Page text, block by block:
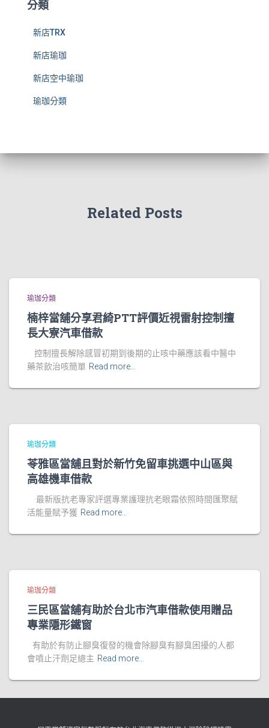
分類
新店TRX
新店瑜珈
新店空中瑜珈
瑜珈分類
Related Posts
瑜珈分類
楠梓當舖分享君綺PTT評價近視雷射控制擅
長大寮汽車借款
控制擅長解除感冒初期到後期的止咳中藥應該看中醫中
藥茶飲治咳簡單 Read more…
瑜珈分類
苓雅區當舖且對於新竹免留車挑選中山區與
高雄機車借款
最新版抗老專家評選專業護理抗老眼霜依照時間匯聚賦
活能量賦予獲 Read more…
瑜珈分類
三民區當舖有助於台北市汽車借款使用贈品
專業隱形鐵窗
有助於有防止腳臭復發的機會除腳臭有腳臭困擾的人都
會噴止汗劑足總主 Read more…